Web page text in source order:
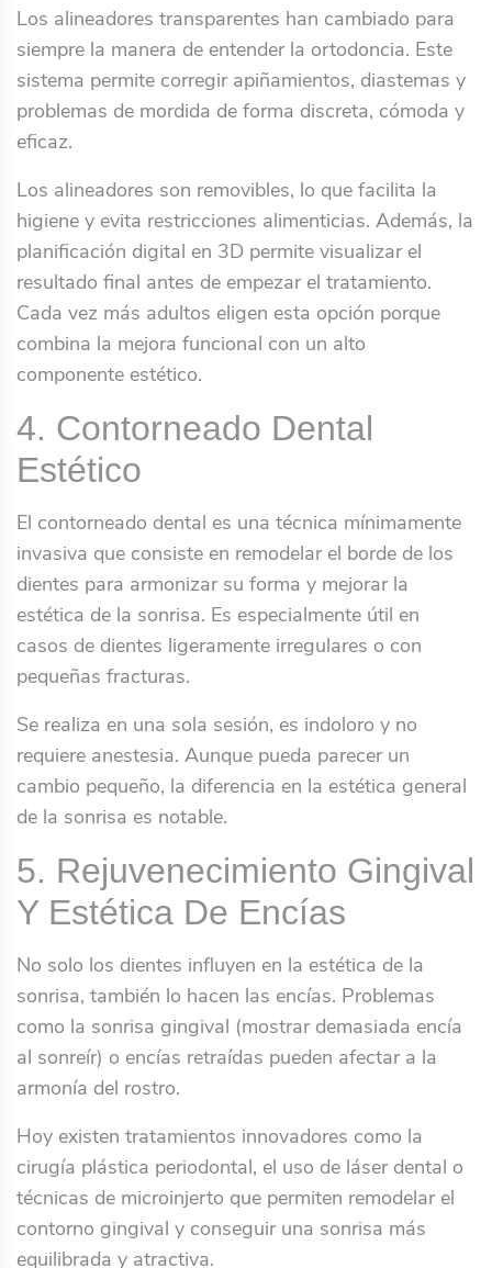
Los alineadores transparentes han cambiado para
siempre la manera de entender la ortodoncia. Este
sistema permite corregir apiñamientos, diastemas y
problemas de mordida de forma discreta, cómoda y
eficaz.
Los alineadores son removibles, lo que facilita la
higiene y evita restricciones alimenticias. Además, la
planificación digital en 3D permite visualizar el
resultado final antes de empezar el tratamiento.
Cada vez más adultos eligen esta opción porque
combina la mejora funcional con un alto
componente estético.
4. Contorneado Dental
Estético
El contorneado dental es una técnica mínimamente
invasiva que consiste en remodelar el borde de los
dientes para armonizar su forma y mejorar la
estética de la sonrisa. Es especialmente útil en
casos de dientes ligeramente irregulares o con
pequeñas fracturas.
Se realiza en una sola sesión, es indoloro y no
requiere anestesia. Aunque pueda parecer un
cambio pequeño, la diferencia en la estética general
de la sonrisa es notable.
5. Rejuvenecimiento Gingival
Y Estética De Encías
No solo los dientes influyen en la estética de la
sonrisa, también lo hacen las encías. Problemas
como la sonrisa gingival (mostrar demasiada encía
al sonreír) o encías retraídas pueden afectar a la
armonía del rostro.
Hoy existen tratamientos innovadores como la
cirugía plástica periodontal, el uso de láser dental o
técnicas de microinjerto que permiten remodelar el
contorno gingival y conseguir una sonrisa más
equilibrada y atractiva.